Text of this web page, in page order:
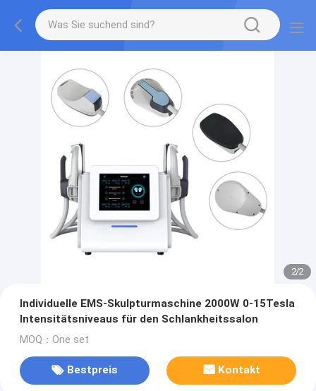
2/2
Individuelle EMS-Skulpturmaschine 2000W 0-15Tesla
Intensitätsniveaus für den Schlankheitssalon
MOQ：One set
Bestpreis Kontakt